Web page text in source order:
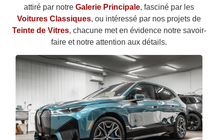
attiré par notre Galerie Principale, fasciné par les
Voitures Classiques, ou intéressé par nos projets de
Teinte de Vitres, chacune met en évidence notre savoir-
faire et notre attention aux détails.